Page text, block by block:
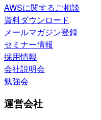
AWSに関するご相談
資料ダウンロード
メールマガジン登録
セミナー情報
採用情報
会社説明会
勉強会
運営会社